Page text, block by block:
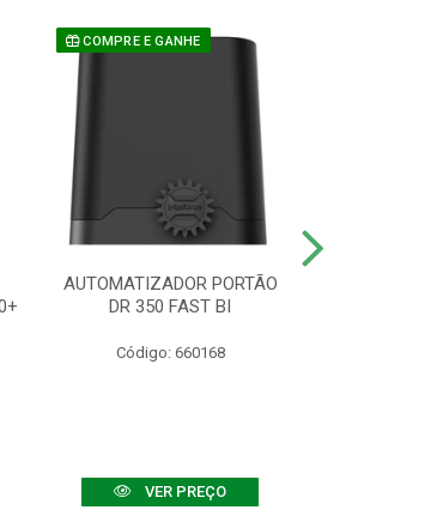
COMPRE E GANHE
AUTOMATIZADOR PORTÃO
DR 350 FAST BI
Código: 660168
VER PREÇO